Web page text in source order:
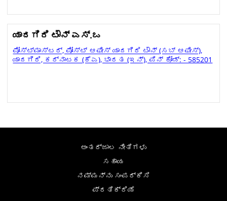
ಯಾದಗಿರಿ ಟೌನ್ ಎಸ್.ಒ
ಪೋಸ್ಟ್ಮಾಸ್ಟರ್, ಪೋಸ್ಟ್ ಆಫೀಸ್ ಯಾದಗಿರಿ ಟೌನ್ (ಸಬ್ ಆಫೀಸ್),
ಯಾದಗಿರಿ, ಕರ್ನಾಟಕ (ಕೆಎ), ಭಾರತ (ಇನ್), ಪಿನ್ ಕೋಡ್: - 585201
ಅಂತರ್ಜಾಲ ನೀತಿಗಳು
ಸಹಾಯ
ನಮ್ಮನ್ನು ಸಂಪರ್ಕಿಸಿ
ಪ್ರತಿಕ್ರಿಯೆ